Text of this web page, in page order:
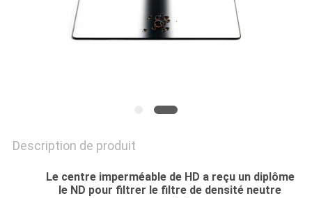
Description de produit
Le centre imperméable de HD a reçu un diplôme
le ND pour filtrer le filtre de densité neutre